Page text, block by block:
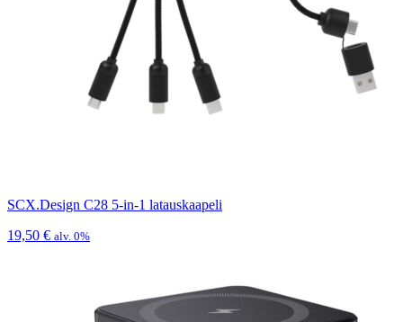
SCX.Design C28 5-in-1 latauskaapeli
19,50 € alv. 0%